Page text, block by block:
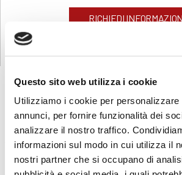
Questo sito web utilizza i cookie
Utilizziamo i cookie per personalizzare
annunci, per fornire funzionalità dei
analizzare il nostro traffico.
informazioni sul modo in cui utilizza il
nostri partner che si occupano di
RICHIEDI
Addetti